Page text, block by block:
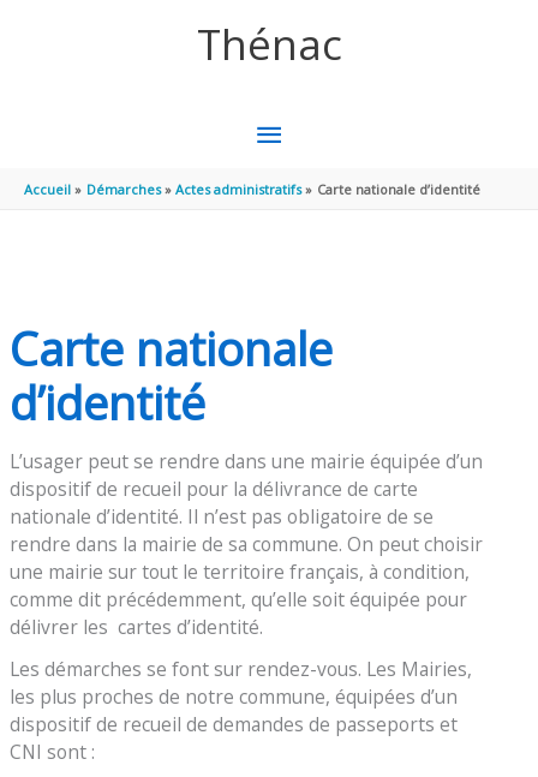
Thénac
MENU
PRINCIPAL
Accueil Démarches Actes administratifs Carte nationale d’identité
Carte nationale
d’identité
L’usager peut se rendre dans une mairie équipée d’un
dispositif de recueil pour la délivrance de carte
nationale d’identité. Il n’est pas obligatoire de se
rendre dans la mairie de sa commune. On peut choisir
une mairie sur tout le territoire français, à condition,
comme dit précédemment, qu’elle soit équipée pour
délivrer les cartes d’identité.
Les démarches se font sur rendez-vous. Les Mairies,
les plus proches de notre commune, équipées d’un
dispositif de recueil de demandes de passeports et
CNI sont :